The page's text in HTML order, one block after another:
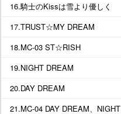
16.騎士のKissは雪より優しく
17.TRUST☆MY DREAM
18.MC-03 ST☆RISH
19.NIGHT DREAM
20.DAY DREAM
21.MC-04 DAY DREAM、